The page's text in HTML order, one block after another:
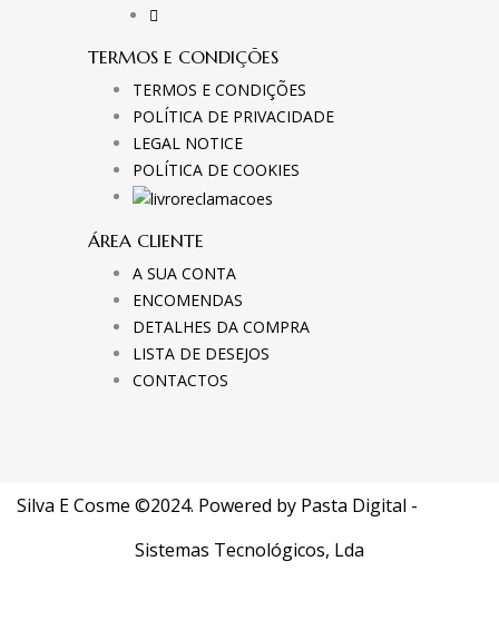
TERMOS E CONDIÇÕES
TERMOS E CONDIÇÕES
POLÍTICA DE PRIVACIDADE
LEGAL NOTICE
POLÍTICA DE COOKIES
ÁREA CLIENTE
A SUA CONTA
ENCOMENDAS
DETALHES DA COMPRA
LISTA DE DESEJOS
CONTACTOS
Silva E Cosme ©2024. Powered by Pasta Digital -
Sistemas Tecnológicos, Lda